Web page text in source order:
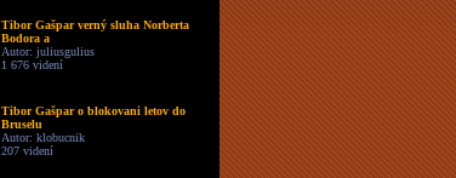
Tibor Gašpar verný sluha Norberta
Bodora a
Autor: juliusgulius
1 676 videní
Tibor Gašpar o blokovani letov do
Bruselu
Autor: klobucnik
207 videní